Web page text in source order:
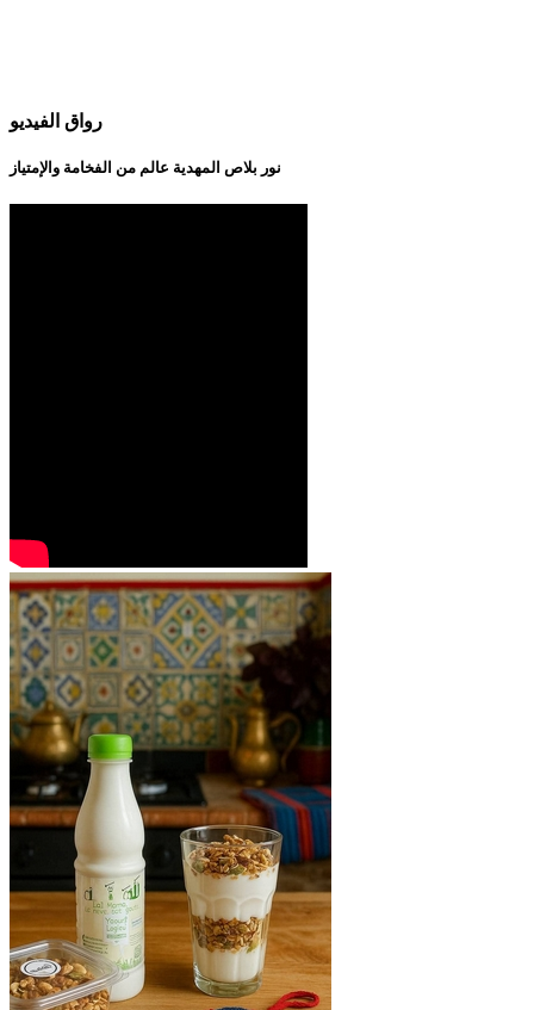
رواق الفيديو
نور بلاص المهدية عالم من الفخامة والإمتياز